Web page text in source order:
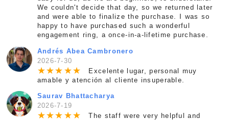
We couldn't decide that day, so we returned later
and were able to finalize the purchase. I was so
happy to have purchased such a wonderful
engagement ring, a once-in-a-lifetime purchase.
Andrés Abea Cambronero
2026-7-30
★★★ ★★
Excelente lugar, personal muy
amable y atención al cliente insuperable.
Saurav Bhattacharya
2026-7-19
★★★ ★★
The staff were very helpful and